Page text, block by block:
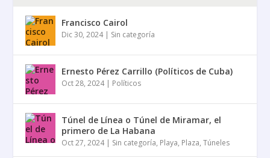
Francisco Cairol
Dic 30, 2024| Sin categoría
Ernesto Pérez Carrillo (Políticos de Cuba)
Oct 28, 2024| Políticos
Túnel de Línea o Túnel de Miramar, el
primero de La Habana
Oct 27, 2024| Sin categoría, Playa, Plaza,Túneles